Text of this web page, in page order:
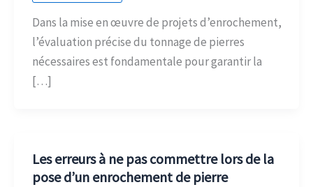
Dans la mise en œuvre de projets d’enrochement,
l’évaluation précise du tonnage de pierres
nécessaires est fondamentale pour garantir la
[…]
Les erreurs à ne pas commettre lors de la
pose d’un enrochement de pierre